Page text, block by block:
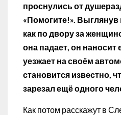
проснулись от
«Помогите!». Выглянув
как по двору за
она падает, он
уезжает на своём
становится известно,
зарезал ещё одного
Как потом расскажут в